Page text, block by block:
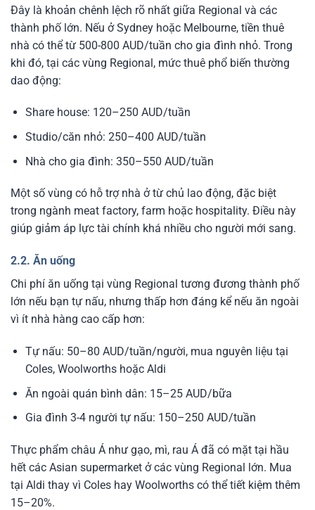
Đây là khoản chênh lệch rõ nhất giữa Regional và các
thành phố lớn. Nếu ở Sydney hoặc Melbourne, tiền thuê
nhà có thể từ 500-800 AUD/tuần cho gia đình nhỏ. Trong
khi đó, tại các vùng Regional, mức thuê phổ biến thường
dao động:
Share house: 120–250 AUD/tuần
Studio/căn nhỏ: 250–400 AUD/tuần
Nhà cho gia đình: 350–550 AUD/tuần
Một số vùng có hỗ trợ nhà ở từ chủ lao động, đặc biệt
trong ngành meat factory, farm hoặc hospitality. Điều này
giúp giảm áp lực tài chính khá nhiều cho người mới sang.
2.2. Ăn uống
Chi phí ăn uống tại vùng Regional tương đương thành phố
lớn nếu bạn tự nấu, nhưng thấp hơn đáng kể nếu ăn ngoài
vì ít nhà hàng cao cấp hơn:
Tự nấu: 50–80 AUD/tuần/người, mua nguyên liệu tại
Coles, Woolworths hoặc Aldi
Ăn ngoài quán bình dân: 15–25 AUD/bữa
Gia đình 3-4 người tự nấu: 150–250 AUD/tuần
Thực phẩm châu Á như gạo, mì, rau Á đã có mặt tại hầu
hết các Asian supermarket ở các vùng Regional lớn. Mua
tại Aldi thay vì Coles hay Woolworths có thể tiết kiệm thêm
15–20%.